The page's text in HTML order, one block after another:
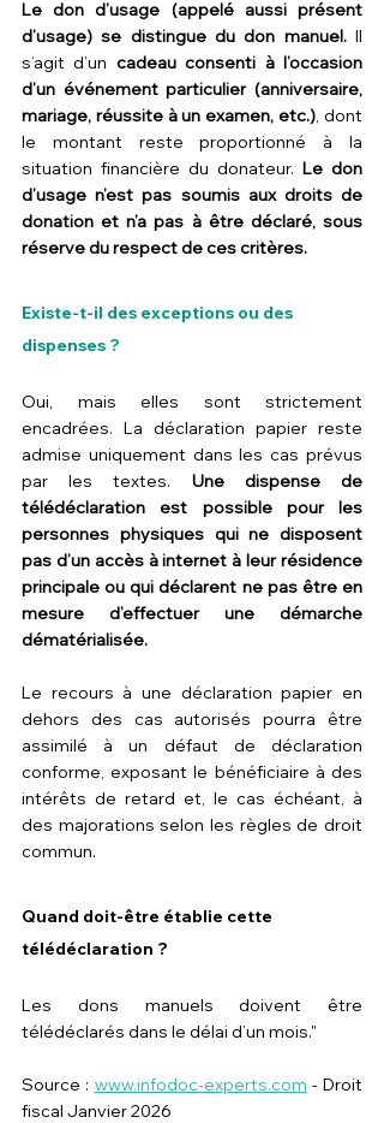
Le don d’usage (appelé aussi présent
d’usage) se distingue du don manuel. Il
s’agit d’un cadeau consenti à l’occasion
d’un événement particulier (anniversaire,
mariage, réussite à un examen, etc.), dont
le montant reste proportionné à la
situation financière du donateur. Le don
d’usage n’est pas soumis aux droits de
donation et n’a pas à être déclaré, sous
réserve du respect de ces critères.
Existe-t-il des exceptions ou des
dispenses ?
Oui, mais elles sont strictement
encadrées. La déclaration papier reste
admise uniquement dans les cas prévus
par les textes. Une dispense de
télédéclaration est possible pour les
personnes physiques qui ne disposent
pas d’un accès à internet à leur résidence
principale ou qui déclarent ne pas être en
mesure d’effectuer une démarche
dématérialisée.
Le recours à une déclaration papier en
dehors des cas autorisés pourra être
assimilé à un défaut de déclaration
conforme, exposant le bénéficiaire à des
intérêts de retard et, le cas échéant, à
des majorations selon les règles de droit
commun.
Quand doit-être établie cette
télédéclaration ?
Les dons manuels doivent être
télédéclarés dans le délai d’un mois."
Source : www.infodoc-experts.com - Droit
fiscal Janvier 2026